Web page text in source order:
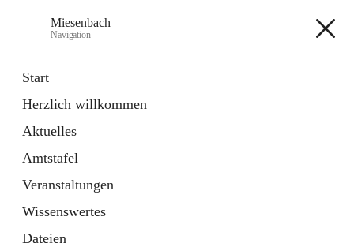
Miesenbach
Navigation
Start
Herzlich willkommen
Aktuelles
Amtstafel
Veranstaltungen
Wissenswertes
Dateien
Externe Webseite
in
Tab
Region Schneebergland
Externe Webseite
öffnet
in
neuem
Tab